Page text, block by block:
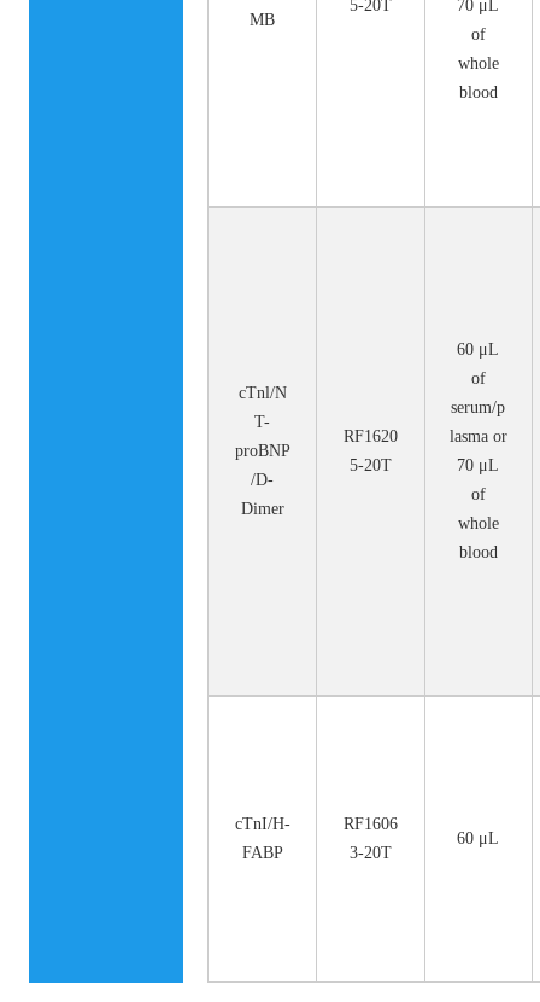
MB
5-20T
70 μL
of
whole
blood
cTnl/N
T-
proBNP
/D-
Dimer
RF1620
5-20T
60 μL
of
serum/p
lasma or
70 μL
of
whole
blood
cTnI/H-
FABP
RF1606
3-20T
60 μL